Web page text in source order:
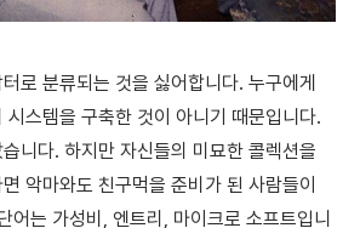
로 분류되는 것을 싫어합니다. 누구에게
시스템을 구축한 것이 아니기 때문입니다.
니다. 하지만 자신들의 미묘한 콜렉션을
악마와도 친구먹을 준비가 된 사람들이
어는 가성비, 엔트리, 마이크로 소프트입니